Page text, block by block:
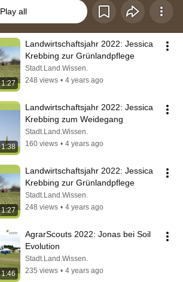
Play all
1:27
Landwirtschaftsjahr 2022: Jessica
Krebbing zur Grünlandpflege
Stadt.Land.Wissen.
248 views • 4 years ago
1:38
Landwirtschaftsjahr 2022: Jessica
Krebbing zum Weidegang
Stadt.Land.Wissen.
160 views • 4 years ago
1:27
Landwirtschaftsjahr 2022: Jessica
Krebbing zur Grünlandpflege
Stadt.Land.Wissen.
248 views • 4 years ago
1:46
AgrarScouts 2022: Jonas bei Soil
Evolution
Stadt.Land.Wissen.
235 views • 4 years ago